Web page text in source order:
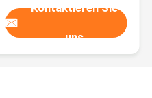
Kontaktieren Sie
uns